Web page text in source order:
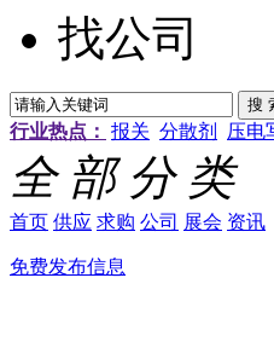
找公司
行业热点： 报关 分散剂 压电
全 部 分 类
首页 供应 求购 公司 展会 资讯
免费发布信息